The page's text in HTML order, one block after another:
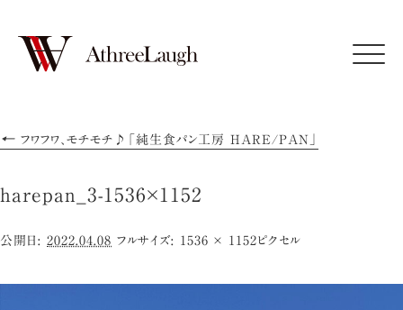
Click
← フワフワ、モチモチ♪「純生食パン工房 HARE/PAN」
harepan_3-1536×1152
公開日: 2022.04.08 フルサイズ: 1536 × 1152ピクセル